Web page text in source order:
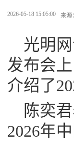
2026-05-18 15:05:00 来源
光明
发布会
介绍了
陈奕
2026年